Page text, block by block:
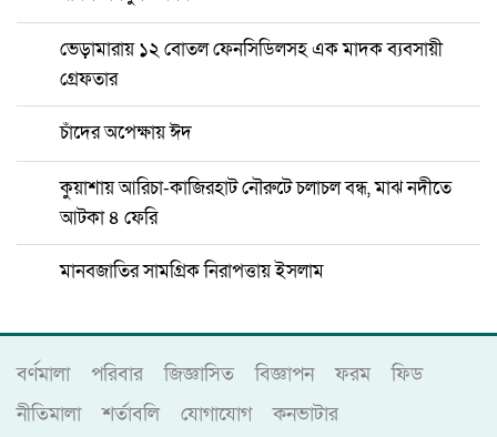
ভেড়ামারায় ১২ বোতল ফেনসিডিলসহ এক মাদক ব্যবসায়ী
গ্রেফতার
চাঁদের অপেক্ষায় ঈদ
কুয়াশায় আরিচা-কাজিরহাট নৌরুটে চলাচল বন্ধ, মাঝ নদীতে
আটকা ৪ ফেরি
মানবজাতির সামগ্রিক নিরাপত্তায় ইসলাম
বর্ণমালা পরিবার জিজ্ঞাসিত বিজ্ঞাপন ফরম
ফিড
নীতিমালা
শর্তাবলি যোগাযোগ কনভাটার